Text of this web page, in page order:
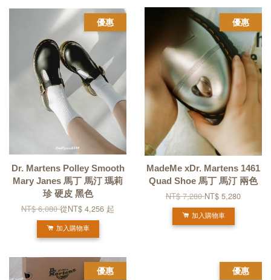
優惠
Dr. Martens Polley Smooth
Mary Janes 馬丁 馬汀 瑪莉
珍 硬皮 黑色
NT$ 6,080從NT$ 4,256 起
加入購物車
優惠
MadeMe xDr. Martens 1461
Quad Shoe 馬丁 馬汀 兩色
NT$ 7,280NT$ 5,280
加入購物車
優惠 優惠